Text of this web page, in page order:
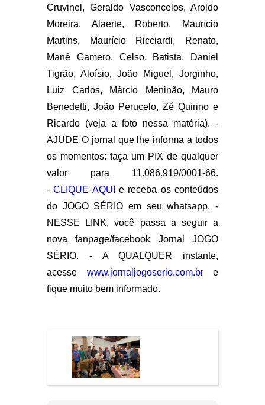
Cruvinel, Geraldo Vasconcelos, Aroldo
Moreira, Alaerte, Roberto, Maurício
Martins, Maurício Ricciardi, Renato,
Mané Gamero, Celso, Batista, Daniel
Tigrão, Aloísio, João Miguel, Jorginho,
Luiz Carlos, Márcio Meninão, Mauro
Benedetti, João Perucelo, Zé Quirino e
Ricardo (veja a foto nessa matéria). -
AJUDE O jornal que lhe informa a todos
os momentos: faça um PIX de qualquer
valor para 11.086.919/0001-66.
-CLIQUE AQUI
e receba os conteúdos
do JOGO SÉRIO em seu whatsapp. -
NESSE LINK, você passa a seguir a
nova fanpage/facebook Jornal JOGO
SÉRIO. - A QUALQUER instante,
acesse www.jornaljogoserio.com.bre
fique muito bem informado.